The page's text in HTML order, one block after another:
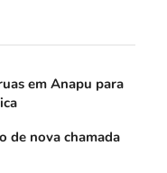
em Anapu para
de nova chamada